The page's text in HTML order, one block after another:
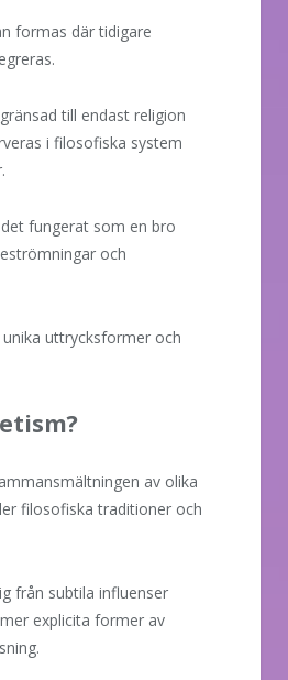
formas där tidigare
till endast religion
i filosofiska system
fungerat som en bro
och
uttrycksformer och
av olika
filosofiska traditioner och
från subtila influenser
explicita former av